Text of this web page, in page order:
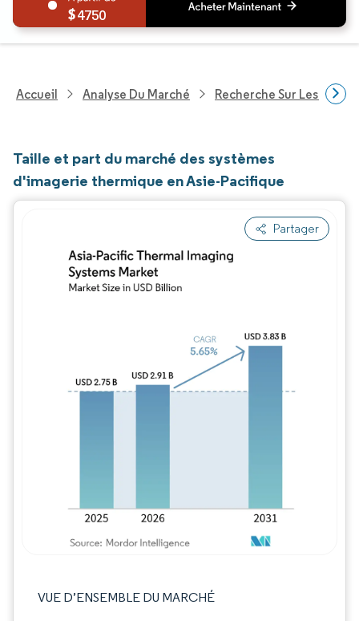
4750
Accueil Analyse Du Marché Recherche Sur Les
Taille et part du marché des systèmes
d'imagerie thermique en Asie-Pacifique
Partager
VUE D’ENSEMBLE DU MARCHÉ